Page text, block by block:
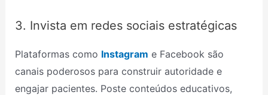
3. Invista em redes sociais estratégicas
Plataformas como Instagram e Facebook são
canais poderosos para construir autoridade e
engajar pacientes. Poste conteúdos educativos,